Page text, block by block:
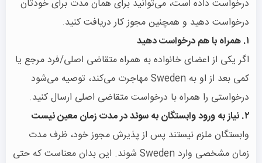
درخواست داده است، می‌توانید برای همان مدت برای خودتان
درخواست دهید و همچنین مجوز کار دریافت کنید.
۱. همراه با هم درخواست دهید
اگر یکی از اعضای خانواده به همراه متقاضی اصلی/فرد مرجع یا
کمی بعد از او به Sweden مهاجرت می‌کند، توصیه می‌شود
درخواستی را همراه با درخواست متقاضی اصلی ارسال کنید.
۲. نیاز به ورود وابستگان به سوئد در مدت زمان معین نیست
وابستگان ملزم نیستند پس از پذیرش مجوز خود، ظرف مدت
زمان مشخصی وارد Sweden شوند. این بدان معناست که حتی